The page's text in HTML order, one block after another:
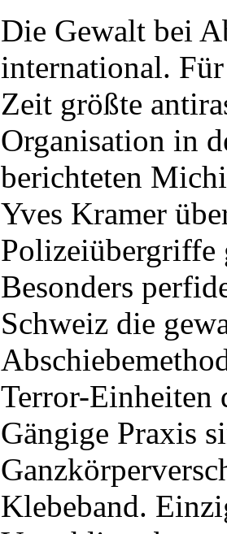
Die Gewalt bei
international.
Zeit größte
Organisation in
berichteten
Yves Kramer
Polizeiübergriffe
Besonders
Schweiz die
Terror-Einheiten
Gängige Praxis
Klebeband.